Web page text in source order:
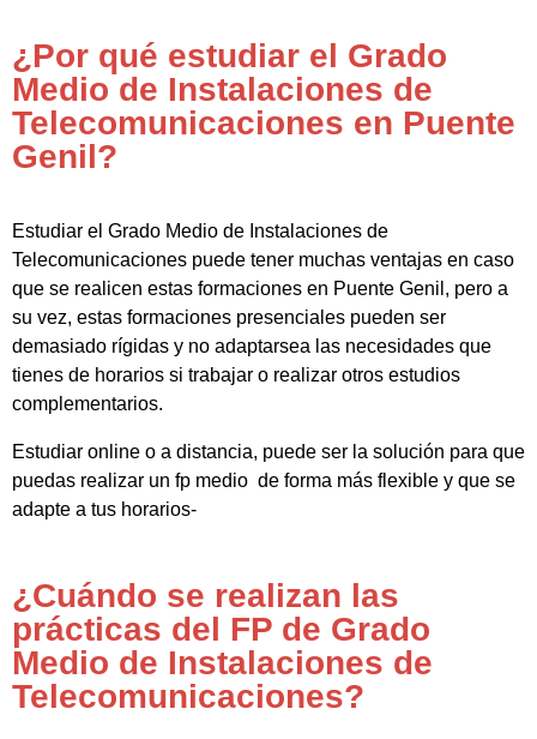
¿Por qué estudiar el Grado
Medio de Instalaciones de
Telecomunicaciones en Puente
Genil?
Estudiar el Grado Medio de Instalaciones de
Telecomunicaciones puede tener muchas ventajas en caso
que se realicen estas formaciones en Puente Genil, pero a
su vez, estas formaciones presenciales pueden ser
demasiado rígidas y no adaptarsea las necesidades que
tienes de horarios si trabajar o realizar otros estudios
complementarios.
Estudiar online o a distancia, puede ser la solución para que
puedas realizar un fp medio de forma más flexible y que se
adapte a tus horarios-
¿Cuándo se realizan las
prácticas del FP de Grado
Medio de Instalaciones de
Telecomunicaciones?